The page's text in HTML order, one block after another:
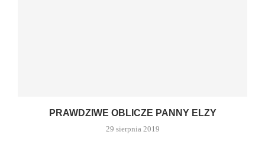
PRAWDZIWE OBLICZE PANNY ELZY
29 sierpnia 2019